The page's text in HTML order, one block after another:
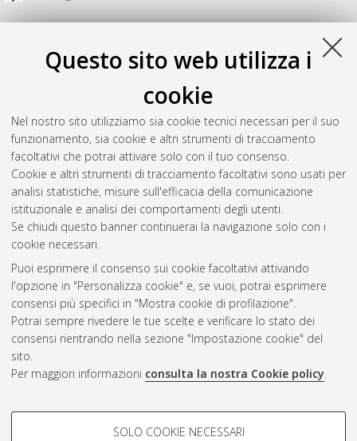
Questo sito web utilizza i
cookie
Nel nostro sito utilizziamo sia cookie tecnici necessari per il suo
funzionamento, sia cookie e altri strumenti di tracciamento
facoltativi che potrai attivare solo con il tuo consenso.
Cookie e altri strumenti di tracciamento facoltativi sono usati per
analisi statistiche, misure sull'efficacia della comunicazione
istituzionale e analisi dei comportamenti degli utenti.
Se chiudi questo banner continuerai la navigazione solo con i
cookie necessari.
Puoi esprimere il consenso sui cookie facoltativi attivando
l'opzione in "Personalizza cookie" e, se vuoi, potrai esprimere
consensi più specifici in "Mostra cookie di profilazione".
Potrai sempre rivedere le tue scelte e verificare lo stato dei
consensi rientrando nella sezione "Impostazione cookie" del
sito.
Per maggiori informazioni consulta la nostra Cookie policy.
COOKIE DI PROFILAZIONE -
SOLO COOKIE NECESSARI
Gestione del documento:
Atom
Rss 1.0
Rss 2.0
AMS Laurea
Impostazioni Cookie
Informativa sulla privacy